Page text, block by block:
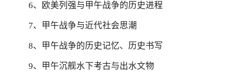
6、欧美列强与甲午战争的历史进程
7、甲午战争与近代社会思潮
8、甲午战争的历史记忆、历史书写
9、甲午沉舰水下考古与出水文物